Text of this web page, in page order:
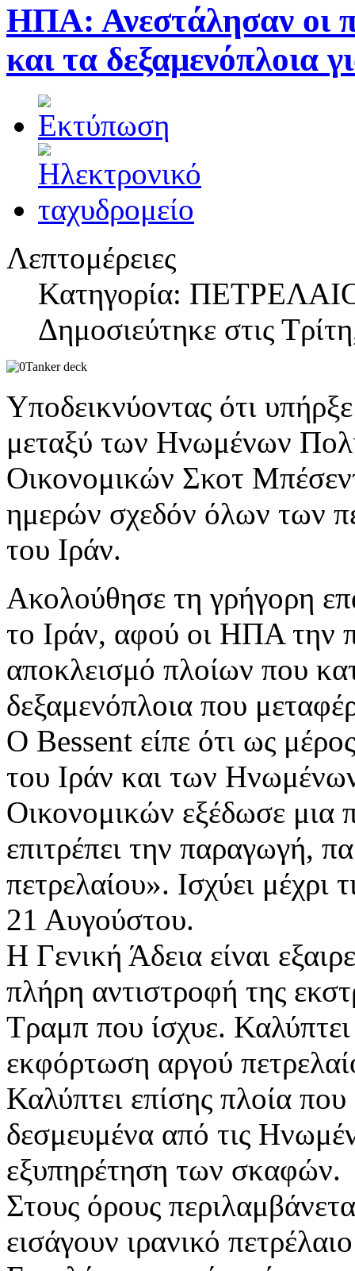
ΗΠΑ: Ανεστάλησαν οι
και τα δεξαμενόπλοια
Λεπτομέρειες
Κατηγορία:
Δημοσιεύτηκε στις
Υποδεικνύοντας ότι
μεταξύ των Ηνωμένων
Οικονομικών Σκοτ
ημερών σχεδόν όλων των
του Ιράν.
Ακολούθησε τη γρήγορη
το Ιράν, αφού οι ΗΠΑ την
αποκλεισμό πλοίων που
δεξαμενόπλοια που
Ο Bessent είπε ότι ως
του Ιράν και των
Οικονομικών εξέδωσε μια
επιτρέπει την παραγωγή,
πετρελαίου». Ισχύει μέχρι
21 Αυγούστου.
Η Γενική Άδεια είναι
πλήρη αντιστροφή της
Τραμπ που ίσχυε.
εκφόρτωση αργού
Καλύπτει επίσης πλοία
δεσμευμένα από τις
εξυπηρέτηση των σκαφών.
Στους όρους
εισάγουν ιρανικό